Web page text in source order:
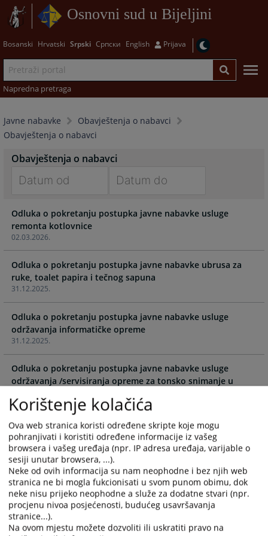
Osnovni sud u Bijeljini
Bosanski Hrvatski Srpski Српски English Prijava
Napredna pretraga
Javne nabavke
Obavještenja o nabavci
Obavještenja o nabavci
Obavještenja o nabavci
forward
to
interact
with
the
calendar
and
select
a
date.
Press
the
question
mark
key
to
get
the
keyboard
shortcuts
for
changing
dates.
forward
with
the
calendar
select
a
date.
the
question
mark
key
to
get
the
keyboard
shortcuts
for
changing
dates.
02.03.2026.
Odluka o pokretanju postupka javne nabavke usluge
remonta kotlovnice
31.12.2025.
Odluka o pokretanju postupka javne nabavke ubrusa za
ruke, toalet papira i tečnog sapuna
31.12.2025.
Odluka o pokretanju postupka javne nabavke usluge
održavanja informatičke opreme
31.12.2025.
Odluka o pokretanju postupka javne nabavke usluge
održavanja /servisiranja opreme za tonsko snimanje u
31.12.2025.
Odluka o pokretanju postupka javne nabavke usluge
održavanja video nadzora
31.12.2025.
Odluka o pokretanju postupka javne nabavke/servisiranja
klima uređaja
Korištenje kolačića
Ova web stranica koristi određene skripte koje mogu
pohranjivati i koristiti određene informacije iz vašeg
browsera i vašeg uređaja (npr. IP adresa uređaja, varijable o
sesiji unutar browsera, ...).
Neke od ovih informacija su nam neophodne i bez njih web
stranica ne bi mogla fukcionisati u svom punom obimu, dok
neke nisu prijeko neophodne a služe za dodatne stvari (npr.
procjenu nivoa posjećenosti, budućeg usavršavanja
stranice...).
Na ovom mjestu možete dozvoliti ili uskratiti pravo na